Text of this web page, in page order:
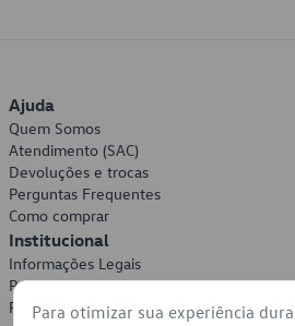
Ajuda
Quem Somos
Atendimento (SAC)
Devoluções e trocas
Perguntas Frequentes
Como comprar
Institucional
Informações Legais
Política de Privacidade
Política de Cookies
Para otimizar sua experiência